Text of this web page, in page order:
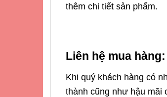
thêm chi tiết sản phẩm.
Liên hệ mua hàng:
Khi quý khách hàng có
thành cũng như hậu mãi